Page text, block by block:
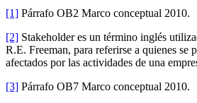
[1] Párrafo OB2 Marco conceptual 2010.
[2] Stakeholder es un término inglés
R.E. Freeman, para referirse a quienes se
afectados por las actividades de una
[3] Párrafo OB7 Marco conceptual 2010.